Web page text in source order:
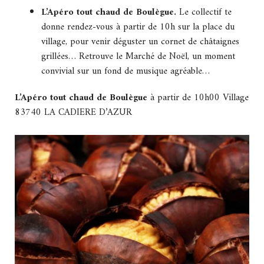
L’Apéro tout chaud de Boulègue. Le collectif te
donne rendez-vous à partir de 10h sur la place du
village, pour venir déguster un cornet de châtaignes
grillées… Retrouve le Marché de Noël, un moment
convivial sur un fond de musique agréable…
L’Apéro tout chaud de Boulègue à partir de 10h00 Village
83740 LA CADIERE D’AZUR